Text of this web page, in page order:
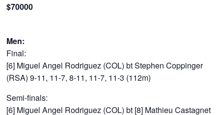
$70000
Men:
Final:
[6] Miguel Angel Rodriguez (COL) bt Stephen Coppinger
(RSA) 9-11, 11-7, 8-11, 11-7, 11-3 (112m)
Semi-finals:
[6] Miguel Angel Rodriguez (COL) bt [8] Mathieu Castagnet